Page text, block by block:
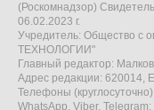
(Роскомнадзор)
06.02.2023 г.
Учредитель: Общество с
ТЕХНОЛОГИИ"
Главный редактор:
Адрес редакции: 620014,
Телефоны
WhatsApp, Viber,